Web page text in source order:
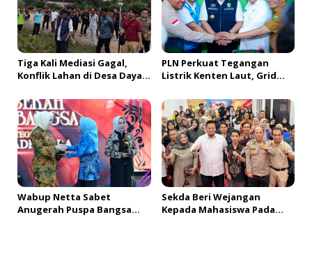
Tiga Kali Mediasi Gagal,
Konflik Lahan di Desa Daya
Sorotan Aparat dan BPN
PLN Perkuat Tegangan
Listrik Kenten Laut, Grid
Dukung Aktivitas Warga
dan Ekonomi Lokal
Wabup Netta Sabet
Anugerah Puspa Bangsa
Sekda Beri Wejangan
Kepada Mahasiswa Pada